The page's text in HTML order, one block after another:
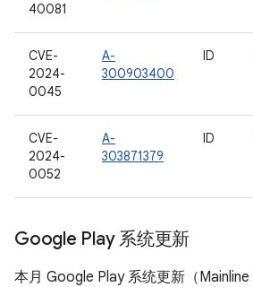
40081
CVE-
2024-
0045
A-
300903400
ID
CVE-
2024-
0052
A-
303871379
ID
Google Play 系统更新
本月 Google Play 系统更新（